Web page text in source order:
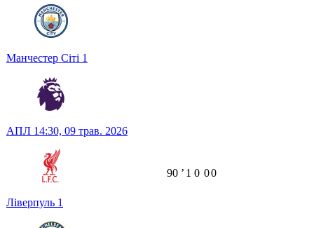
Манчестер Сіті 1
АПЛ 14:30, 09 трав. 2026
Ліверпуль 1
90 ʼ 1 0 00